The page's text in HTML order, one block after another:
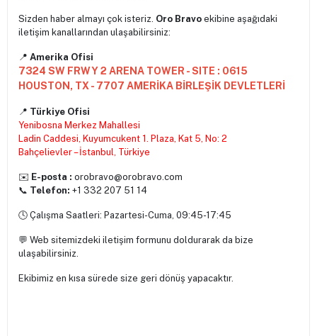
Sizden haber almayı çok isteriz. Oro Bravo ekibine aşağıdaki
iletişim kanallarından ulaşabilirsiniz:
📍 Amerika Ofisi
7324 SW FRWY 2 ARENA TOWER - SITE : 0615
HOUSTON, TX - 7707 AMERİKA BİRLEŞİK DEVLETLERİ
📍 Türkiye Ofisi
Yenibosna Merkez Mahallesi
Ladin Caddesi, Kuyumcukent 1. Plaza, Kat 5, No: 2
Bahçelievler – İstanbul, Türkiye
✉️ E-posta : orobravo@orobravo.com
📞 Telefon: +1 332 207 51 14
🕓 Çalışma Saatleri: Pazartesi-Cuma, 09:45-17:45
💬 Web sitemizdeki iletişim formunu doldurarak da bize
ulaşabilirsiniz.
Ekibimiz en kısa sürede size geri dönüş yapacaktır.